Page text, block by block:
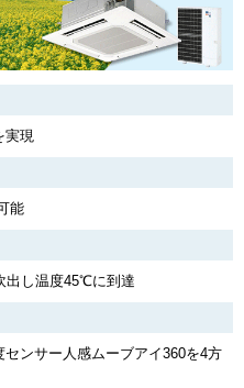
実現
能
出し温度45℃に到達
ンサー人感ムーブアイ360を4方